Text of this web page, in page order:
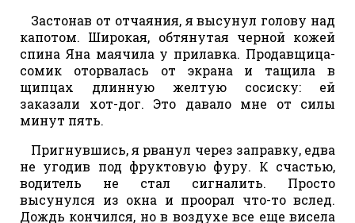
Застонав от отчаяния, я высунул голову над
капотом. Широкая, обтянутая черной кожей
спина Яна маячила у прилавка. Продавщица-
сомик оторвалась от экрана и тащила в
щипцах длинную желтую сосиску: ей
заказали хот-дог. Это давало мне от силы
минут пять.
Пригнувшись, я рванул через заправку, едва
не угодив под фруктовую фуру. К счастью,
водитель не стал сигналить. Просто
высунулся из окна и проорал что-то вслед.
Дождь кончился, но в воздухе все еще висела